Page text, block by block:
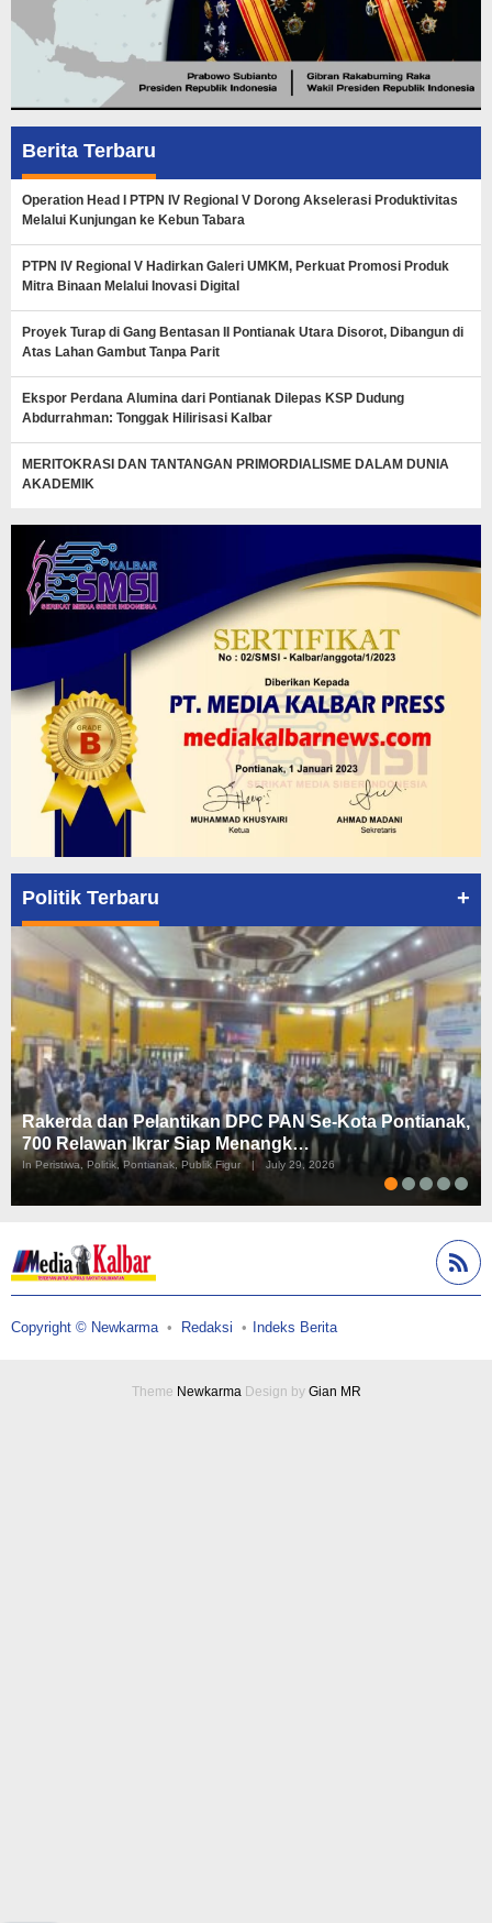
Berita Terbaru
Operation Head I PTPN IV Regional V Dorong Akselerasi Produktivitas
Melalui Kunjungan ke Kebun Tabara
PTPN IV Regional V Hadirkan Galeri UMKM, Perkuat Promosi Produk
Mitra Binaan Melalui Inovasi Digital
Proyek Turap di Gang Bentasan II Pontianak Utara Disorot, Dibangun di
Atas Lahan Gambut Tanpa Parit
Ekspor Perdana Alumina dari Pontianak Dilepas KSP Dudung
Abdurrahman: Tonggak Hilirisasi Kalbar
MERITOKRASI DAN TANTANGAN PRIMORDIALISME DALAM DUNIA
AKADEMIK
Politik Terbaru +
Rakerda dan Pelantikan DPC PAN Se-Kota Pontianak,
700 Relawan Ikrar Siap Menangk…
In Peristiwa, Politik, Pontianak, Publik Figur July 29, 2026
Copyright © Newkarma Redaksi Indeks Berita
Theme NewkarmaDesign by Gian MR